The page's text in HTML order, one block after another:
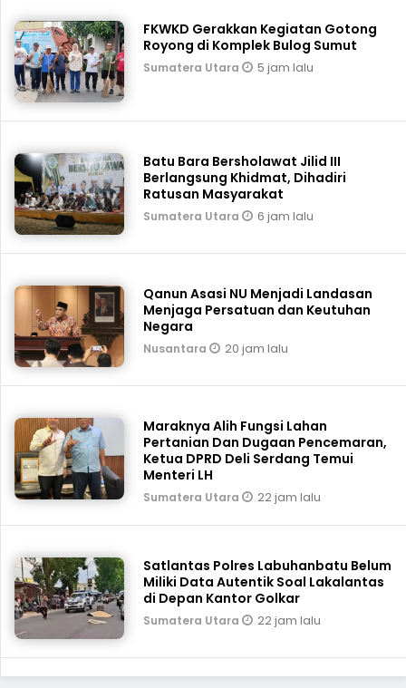
FKWKD Gerakkan Kegiatan Gotong
Royong di Komplek Bulog Sumut
Sumatera Utara 5 jam lalu
Batu Bara Bersholawat Jilid III
Berlangsung Khidmat, Dihadiri
Ratusan Masyarakat
Sumatera Utara 6 jam lalu
Qanun Asasi NU Menjadi Landasan
Menjaga Persatuan dan Keutuhan
Negara
Nusantara 20 jam lalu
Maraknya Alih Fungsi Lahan
Pertanian Dan Dugaan Pencemaran,
Ketua DPRD Deli Serdang Temui
Menteri LH
Sumatera Utara 22 jam lalu
Satlantas Polres Labuhanbatu Belum
Miliki Data Autentik Soal Lakalantas
di Depan Kantor Golkar
Sumatera Utara 22 jam lalu